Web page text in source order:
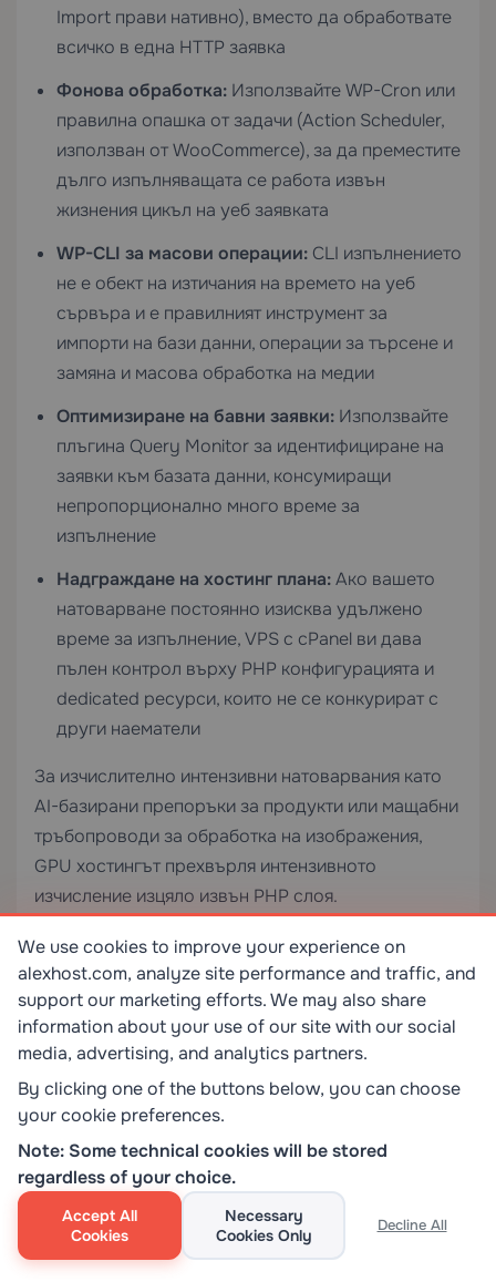
Import прави нативно), вместо да обработвате
всичко в една HTTP заявка
Фонова обработка: Използвайте WP-Cron или
правилна опашка от задачи (Action Scheduler,
използван от WooCommerce), за да преместите
дълго изпълняващата се работа извън
жизнения цикъл на уеб заявката
WP-CLI за масови операции: CLI изпълнението
не е обект на изтичания на времето на уеб
сървъра и е правилният инструмент за
импорти на бази данни, операции за търсене и
замяна и масова обработка на медии
Оптимизиране на бавни заявки: Използвайте
плъгина Query Monitor за идентифициране на
заявки към базата данни, консумиращи
непропорционално много време за
изпълнение
Надграждане на хостинг плана:Ако вашето
натоварване постоянно изисква удължено
време за изпълнение,VPS с cPanel ви дава
пълен контрол върху PHP конфигурацията и
dedicated ресурси, които не се конкурират с
други наематели
За изчислително интензивни натоварвания като
AI-базирани препоръки за продукти или мащабни
тръбопроводи за обработка на изображения,
GPU хостингът прехвърля интензивното
изчисление изцяло извън PHP слоя.
Практически контролен списък за
вземане на решения
Използвайте този контролен списък преди и след
прилагане на всяко решение:
Потвърдете текущата стойност на
max_execution_time чрез phpinfo()
WP-CLI преди да правите промени
Идентифицирайте вашия сървърен стек
(Apache + mod_php, Apache + FPM, Nginx +
We use cookies to improve your experience on
alexhost.com, analyze site performance and traffic, and
support our marketing efforts. We may also share
information about your use of our site with our social
media, advertising, and analytics partners.
By clicking one of the buttons below, you can choose
your cookie preferences.
Note: Some technical cookies will be stored
regardless of your choice.
Accept All
Cookies
Necessary
Cookies Only
Decline All